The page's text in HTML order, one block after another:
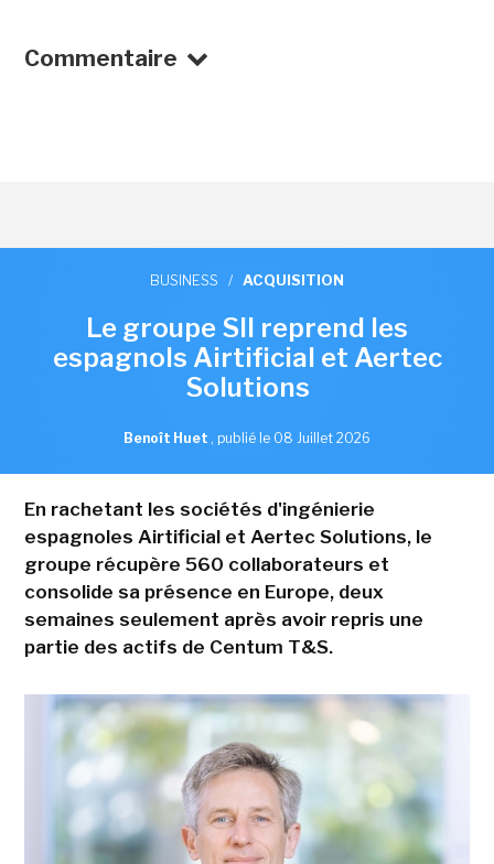
Commentaire
BUSINESS / ACQUISITION
Le groupe SII reprend les
espagnols Airtificial et Aertec
Solutions
Benoît Huet , publié le 08 Juillet 2026
En rachetant les sociétés d'ingénierie
espagnoles Airtificial et Aertec Solutions, le
groupe récupère 560 collaborateurs et
consolide sa présence en Europe, deux
semaines seulement après avoir repris une
partie des actifs de Centum T&S.